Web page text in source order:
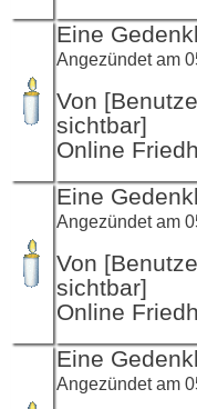
Eine
Angezündet am
Von
sichtbar]
Online
Eine
Angezündet am
Von
sichtbar]
Online
Eine
Angezündet am